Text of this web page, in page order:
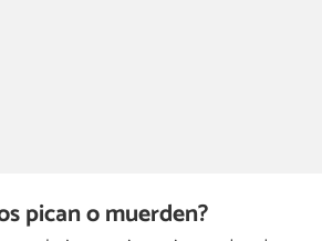
pican o muerden?